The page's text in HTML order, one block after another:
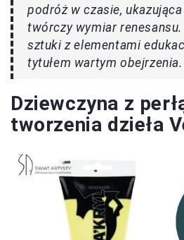
podróż w czasie,
twórczy wymiar
sztuki z elementami
tytułem wartym obejrzenia.
Dziewczyna z
tworzenia dzieła